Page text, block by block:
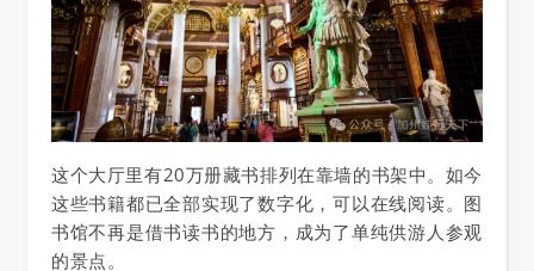
这个大厅里有20万册藏书排列在靠墙的书架中 。如今
这些书籍都已全部实现了数字化，可以在线阅读。图
书馆不再是借书读书的地方，成为了单纯供游人参观
的景点。